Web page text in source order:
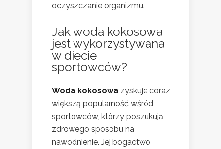
oczyszczanie organizmu.
Jak woda kokosowa
jest wykorzystywana
w diecie
sportowców?
Woda kokosowa zyskuje coraz
większą popularność wśród
sportowców, którzy poszukują
zdrowego sposobu na
nawodnienie. Jej bogactwo